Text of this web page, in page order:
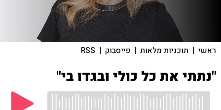
ראשי | תוכניות מלאות | פייסבוק |
RSS
"נתתי את כל כולי ובגדו בי"